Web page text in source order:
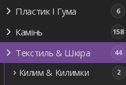
Пластик І Гума 6
Камінь 158
Текстиль & Шкіра 44
Килим & Килимки 2